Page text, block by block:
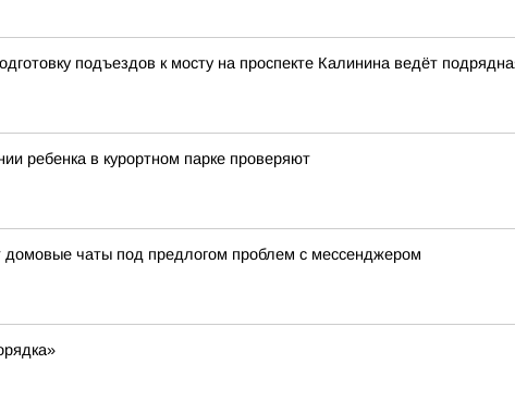
подъездов к мосту на проспекте Калинина ведёт
ребенка в курортном парке проверяют
чаты под предлогом проблем с мессенджером